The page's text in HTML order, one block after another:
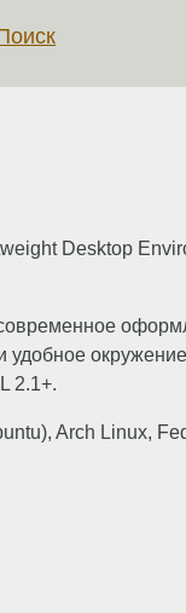
Desktop
современное
удобное
2.1+.
Arch Linux,